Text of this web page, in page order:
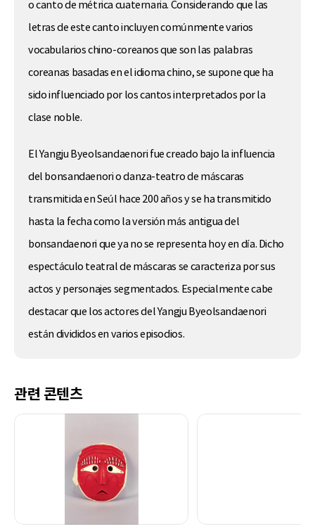
o canto de métrica cuaternaria. Considerando que las
letras de este canto incluyen comúnmente varios
vocabularios chino-coreanos que son las palabras
coreanas basadas en el idioma chino, se supone que ha
sido influenciado por los cantos interpretados por la
clase noble.
El Yangju Byeolsandaenori fue creado bajo la influencia
del bonsandaenori o danza-teatro de máscaras
transmitida en Seúl hace 200 años y se ha transmitido
hasta la fecha como la versión más antigua del
bonsandaenori que ya no se representa hoy en día. Dicho
espectáculo teatral de máscaras se caracteriza por sus
actos y personajes segmentados. Especialmente cabe
destacar que los actores del Yangju Byeolsandaenori
están divididos en varios episodios.
관련 콘텐츠